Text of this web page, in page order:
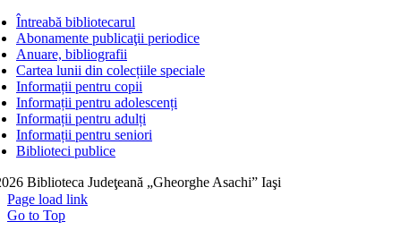
Întreabă bibliotecarul
Abonamente publicaţii periodice
Anuare, bibliografii
Cartea lunii din colecțiile speciale
Informații pentru copii
Informații pentru adolescenți
Informații pentru adulți
Informații pentru seniori
Biblioteci publice
Biblioteca Judeţeană „Gheorghe Asachi” Iaşi
Page load link
Go to Top